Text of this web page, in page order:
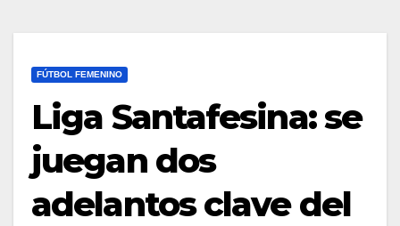
FÚTBOL FEMENINO
Liga Santafesina: se
juegan dos
adelantos clave del